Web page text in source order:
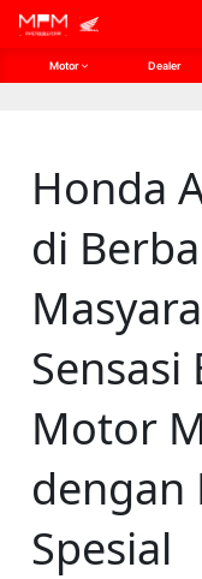
// Open Graph Meta //
Motor Dealer
Honda
di
Sensasi
Motor
dengan
Spesial